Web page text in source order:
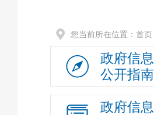
您当前所在位置： 首页
政府信息
公开指南
政府信息